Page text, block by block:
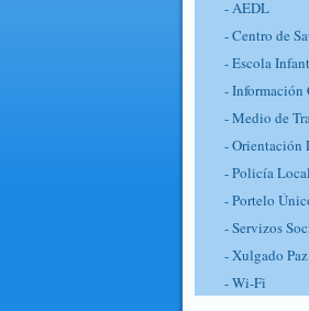
- AEDL
- Centro de
- Escola
- Información
- Medio de
- Orientación
- Policía Local
- Portelo
- Servizos
- Xulgado Paz
- Wi-Fi